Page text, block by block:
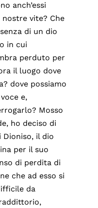
anch’essi
vite? Che
di un dio
in cui
perduto per
il luogo dove
dove possiamo
e,
Mosso
ho deciso di
il dio
per il suo
di perdita di
che ad esso si
da